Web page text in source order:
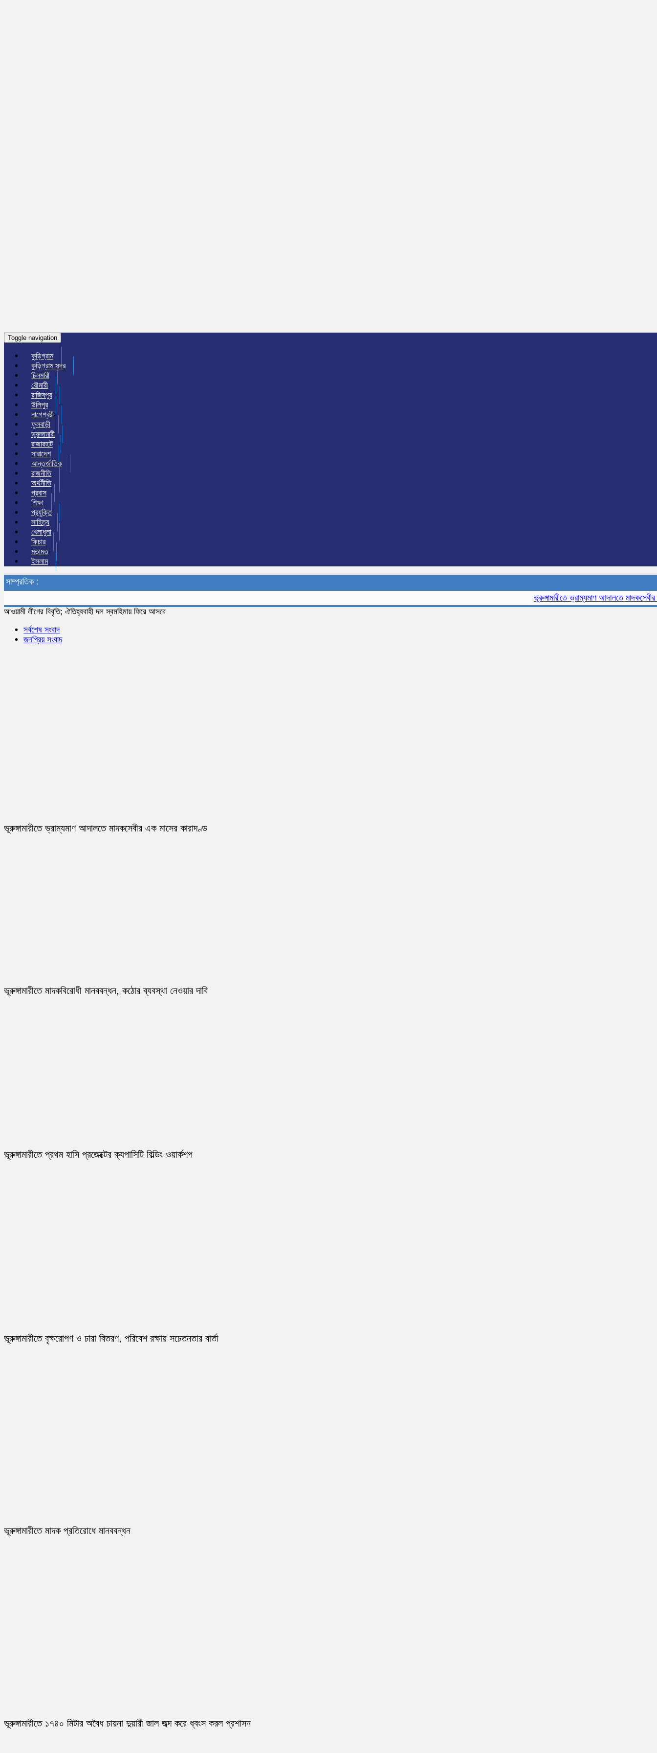
Toggle navigation
কুড়িগ্রাম
কুড়িগ্রাম সদর
চিলমারী
রৌমারী
রাজিবপুর
উলিপুর
নাগেশ্বরী
ফুলবাড়ী
ভুরুঙ্গামারী
রাজারহাট
সারাদেশ
আন্তর্জাতিক
রাজনীতি
অর্থনীতি
প্রবাস
শিক্ষা
প্রযুক্তি
সাহিত্য
খেলাধুলা
ফিচার
মতামত
ইসলাম
সাম্প্রতিক :
ভূরুঙ্গামারীতে ভ্রাম্যমাণ আদালতে মাদকসেবীর এক
আওয়ামী লীগের বিবৃতি; ঐতিহ্যবাহী দল স্বমহিমায় ফিরে আসবে
সর্বশেষ সংবাদ
জনপ্রিয় সংবাদ
ভূরুঙ্গামারীতে ভ্রাম্যমাণ আদালতে মাদকসেবীর এক মাসের কারাদণ্ড
ভূরুঙ্গামারীতে মাদকবিরোধী মানববন্ধন, কঠোর ব্যবস্থা নেওয়ার দাবি
ভূরুঙ্গামারীতে প্রথম হাসি প্রজেক্টের ক্যপাসিটি বিল্ডিং ওয়ার্কশপ
ভূরুঙ্গামারীতে বৃক্ষরোপণ ও চারা বিতরণ, পরিবেশ রক্ষায় সচেতনতার বার্তা
ভূরুঙ্গামারীতে মাদক প্রতিরোধে মানববন্ধন
ভূরুঙ্গামারীতে ১৭৪০ মিটার অবৈধ চায়না দুয়ারী জাল জব্দ করে ধ্বংস করল প্রশাসন